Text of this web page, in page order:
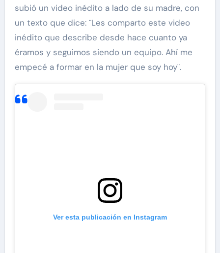
subió un video inédito a lado de su madre, con
un texto que dice: ¨Les comparto este video
inédito que describe desde hace cuanto ya
éramos y seguimos siendo un equipo. Ahí me
empecé a formar en la mujer que soy hoy¨.
Ver esta publicación en Instagram